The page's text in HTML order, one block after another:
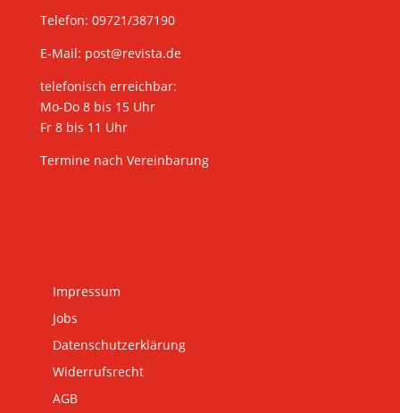
Telefon: 09721/387190
E-Mail: post@revista.de
telefonisch erreichbar:
Mo-Do 8 bis 15 Uhr
Fr 8 bis 11 Uhr
Termine nach Vereinbarung
Impressum
Jobs
Datenschutzerklärung
Widerrufsrecht
AGB